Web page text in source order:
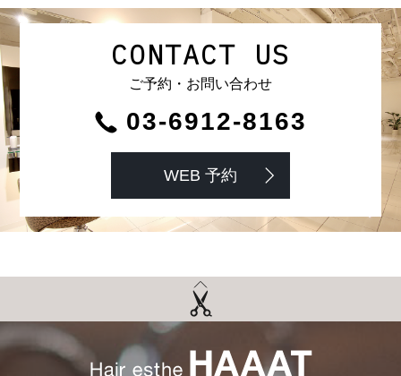
CONTACT US
ご予約・お問い合わせ
03-6912-8163
WEB 予約